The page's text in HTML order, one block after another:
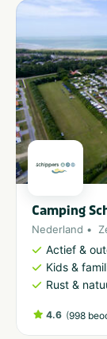
Camping
Nederland
Actief &
Kids &
Rust &
4.6 (998